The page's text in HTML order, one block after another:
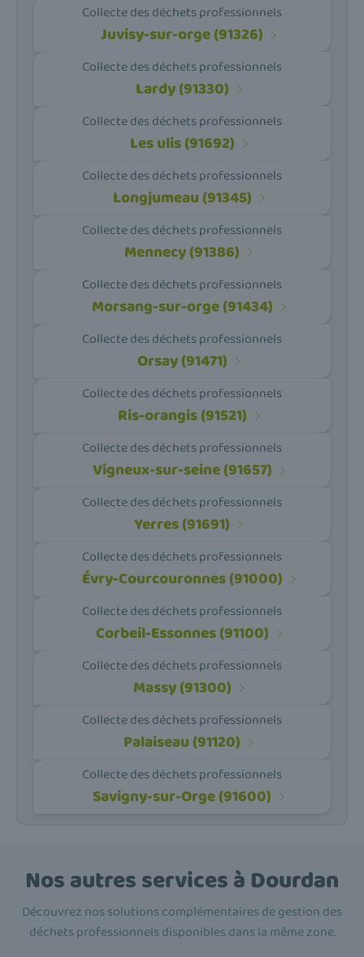
Collecte des déchets professionnels
Juvisy-sur-orge (91326)
Collecte des déchets professionnels
Lardy (91330)
Collecte des déchets professionnels
Les ulis (91692)
Collecte des déchets professionnels
Longjumeau (91345)
Collecte des déchets professionnels
Mennecy (91386)
Collecte des déchets professionnels
Morsang-sur-orge (91434)
Collecte des déchets professionnels
Orsay (91471)
Collecte des déchets professionnels
Ris-orangis (91521)
Collecte des déchets professionnels
Vigneux-sur-seine (91657)
Collecte des déchets professionnels
Yerres (91691)
Collecte des déchets professionnels
Évry-Courcouronnes (91000)
Collecte des déchets professionnels
Corbeil-Essonnes (91100)
Collecte des déchets professionnels
Massy (91300)
Collecte des déchets professionnels
Palaiseau (91120)
Collecte des déchets professionnels
Savigny-sur-Orge (91600)
Nos autres services à Dourdan
Découvrez nos solutions complémentaires de gestion des
déchets professionnels disponibles dans la même zone.